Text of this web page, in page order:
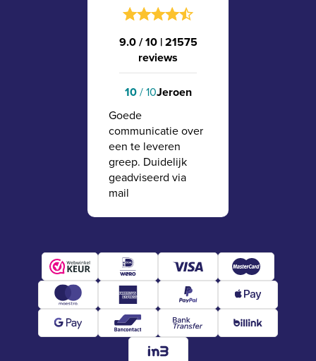
9.0 / 10 |21575
reviews
10/ 10Jeroen
Goede
communicatie over
een te leveren
greep. Duidelijk
geadviseerd via
mail